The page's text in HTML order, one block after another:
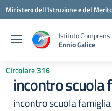
Vai ai contenuti
Vai al menu di navigazione
Vai al footer
Ministero dell'Istruzione e del Merito
Istituto
Ennio Galice
Circolare 316
incontro scuola
incontro scuola